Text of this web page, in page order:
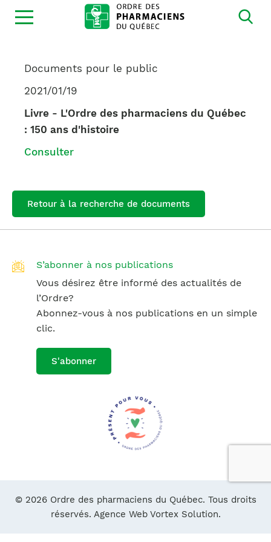
Ouvrir
la
Documents pour le public
2021/01/19
Livre - L'Ordre des pharmaciens du Québec
: 150 ans d'histoire
Consulter
Retour à la recherche de documents
S’abonner à nos publications
Vous désirez être informé des actualités de
l’Ordre?
Abonnez-vous à nos publications en un simple
clic.
S'abonner
© 2026 Ordre des pharmaciens du Québec. Tous droits
réservés. Agence Web Vortex Solution.